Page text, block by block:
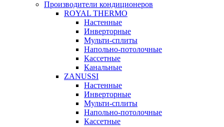
Производители кондиционеров
ROYAL THERMO
Настенные
Инверторные
Мульти-сплиты
Напольно-потолочные
Кассетные
Канальные
ZANUSSI
Настенные
Инверторные
Мульти-сплиты
Напольно-потолочные
Кассетные